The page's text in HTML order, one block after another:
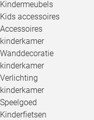
Kindermeubels
Kids accessoires
Accessoires
kinderkamer
Wanddecoratie
kinderkamer
Verlichting
kinderkamer
Speelgoed
Kinderfietsen